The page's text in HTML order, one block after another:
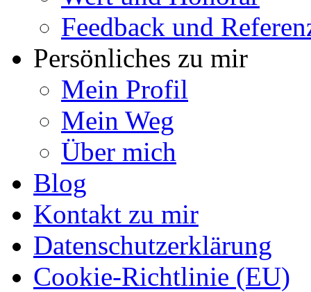
Feedback und
Persönliches zu mir
Mein Profil
Mein Weg
Über mich
Blog
Kontakt zu mir
Datenschutzerklärung
Cookie-Richtlinie (EU)